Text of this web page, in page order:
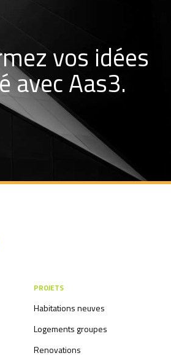
vos idées
avec Aas3.
PROJETS
Habitations neuves
Logements groupes
Renovations